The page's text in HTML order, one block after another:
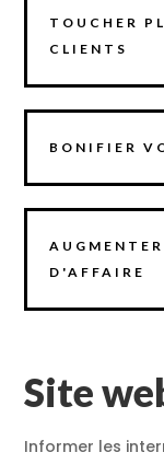
TOUCHER
CLIENTS
BONIFIER
D'AFFAIRE
Site
Informer les